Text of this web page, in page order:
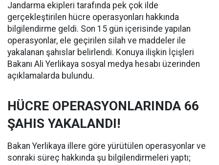
Jandarma ekipleri tarafında pek çok ilde
gerçekleştirilen hücre operasyonları hakkında
bilgilendirme geldi. Son 15 gün içerisinde yapılan
operasyonlar, ele geçirilen silah ve maddeler ile
yakalanan şahıslar belirlendi. Konuya ilişkin İçişleri
Bakanı Ali Yerlikaya sosyal medya hesabı üzerinden
açıklamalarda bulundu.
HÜCRE OPERASYONLARINDA 66
ŞAHIS YAKALANDI!
Bakan Yerlikaya illere göre yürütülen operasyonlar ve
sonraki süreç hakkında şu bilgilendirmeleri yaptı;